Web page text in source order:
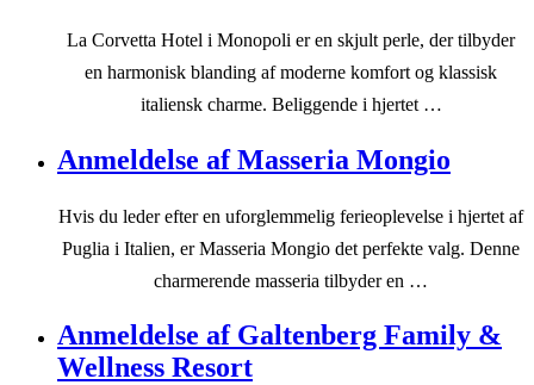
La Corvetta Hotel i Monopoli er en skjult perle, der tilbyder
en harmonisk blanding af moderne komfort og klassisk
italiensk charme. Beliggende i hjertet …
Anmeldelse af Masseria Mongio
Hvis du leder efter en uforglemmelig ferieoplevelse i hjertet af
Puglia i Italien, er Masseria Mongio det perfekte valg. Denne
charmerende masseria tilbyder en …
Anmeldelse af Galtenberg Family &
Wellness Resort